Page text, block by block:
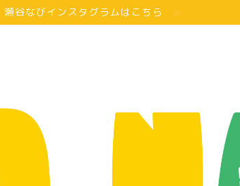
瀬谷なびインスタグラムはこちら